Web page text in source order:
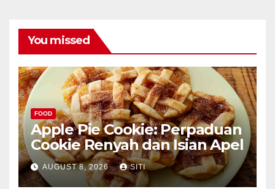
You missed
FOOD
Apple Pie Cookie: Perpaduan
Cookie Renyah dan Isian Apel
AUGUST 8, 2026 SITI